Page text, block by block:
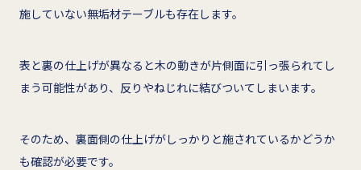
施していない無垢材テーブルも存在します。
表と裏の仕上げが異なると木の動きが片側面に引っ張られてし
まう可能性があり、反りやねじれに結びついてしまいます。
そのため、裏面側の仕上げがしっかりと施されているかどうか
も確認が必要です。